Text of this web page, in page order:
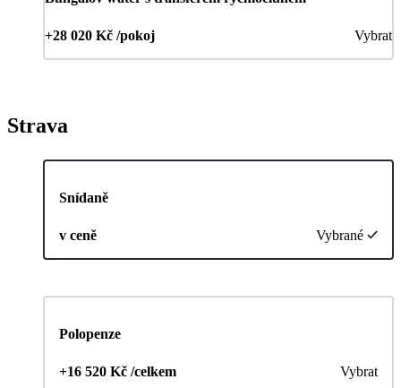
+28 020 Kč /pokoj Vybrat
Strava
Snídaně
v ceně Vybrané
Polopenze
+16 520 Kč /celkem Vybrat